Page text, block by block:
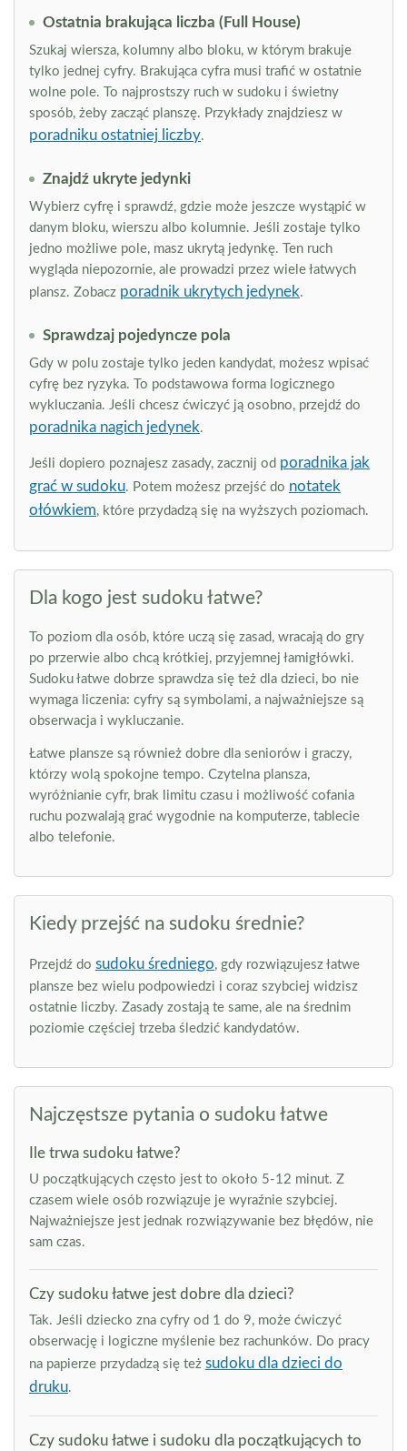
Ostatnia brakująca liczba (Full House)
Szukaj wiersza, kolumny albo bloku, w którym brakuje
tylko jednej cyfry. Brakująca cyfra musi trafić w ostatnie
wolne pole. To najprostszy ruch w sudoku i świetny
sposób, żeby zacząć planszę. Przykłady znajdziesz w
poradniku ostatniej liczby.
Znajdź ukryte jedynki
Wybierz cyfrę i sprawdź, gdzie może jeszcze wystąpić w
danym bloku, wierszu albo kolumnie. Jeśli zostaje tylko
jedno możliwe pole, masz ukrytą jedynkę. Ten ruch
wygląda niepozornie, ale prowadzi przez wiele łatwych
plansz. Zobacz poradnik ukrytych jedynek.
Sprawdzaj pojedyncze pola
Gdy w polu zostaje tylko jeden kandydat, możesz wpisać
cyfrę bez ryzyka. To podstawowa forma logicznego
wykluczania. Jeśli chcesz ćwiczyć ją osobno, przejdź do
poradnika nagich jedynek.
Jeśli dopiero poznajesz zasady, zacznij od poradnika jak
grać w sudoku. Potem możesz przejść do notatek
ołówkiem, które przydadzą się na wyższych poziomach.
Dla kogo jest sudoku łatwe?
To poziom dla osób, które uczą się zasad, wracają do gry
po przerwie albo chcą krótkiej, przyjemnej łamigłówki.
Sudoku łatwe dobrze sprawdza się też dla dzieci, bo nie
wymaga liczenia: cyfry są symbolami, a najważniejsze są
obserwacja i wykluczanie.
Łatwe plansze są również dobre dla seniorów i graczy,
którzy wolą spokojne tempo. Czytelna plansza,
wyróżnianie cyfr, brak limitu czasu i możliwość cofania
ruchu pozwalają grać wygodnie na komputerze, tablecie
albo telefonie.
Kiedy przejść na sudoku średnie?
Przejdź do sudoku średniego, gdy rozwiązujesz łatwe
plansze bez wielu podpowiedzi i coraz szybciej widzisz
ostatnie liczby. Zasady zostają te same, ale na średnim
poziomie częściej trzeba śledzić kandydatów.
Najczęstsze pytania o sudoku łatwe
Ile trwa sudoku łatwe?
U początkujących często jest to około 5-12 minut. Z
czasem wiele osób rozwiązuje je wyraźnie szybciej.
Najważniejsze jest jednak rozwiązywanie bez błędów, nie
sam czas.
Czy sudoku łatwe jest dobre dla dzieci?
Tak. Jeśli dziecko zna cyfry od 1 do 9, może ćwiczyć
obserwację i logiczne myślenie bez rachunków. Do pracy
na papierze przydadzą się też sudoku dla dzieci do
druku.
Czy sudoku łatwe i sudoku dla początkujących to